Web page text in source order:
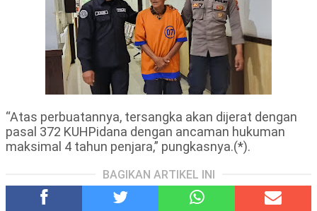
“Atas perbuatannya, tersangka akan dijerat dengan
pasal 372 KUHPidana dengan ancaman hukuman
maksimal 4 tahun penjara,” pungkasnya.(*).
BAGIKAN ARTIKEL INI